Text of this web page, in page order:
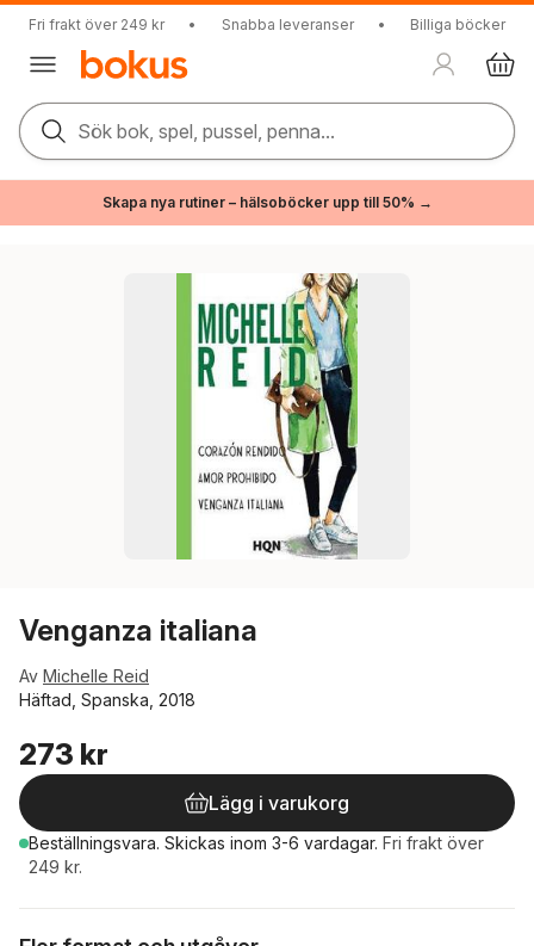
Fri frakt över 249 kr • Snabba leveranser • Billiga böcker
Sök bok, spel, pussel, penna...
Skapa nya rutiner – hälsoböcker upp till 50% →
Venganza italiana
Av Michelle Reid
Häftad, Spanska, 2018
273 kr
Lägg i varukorg
Beställningsvara. Skickas inom 3-6 vardagar. Fri frakt över
249 kr.